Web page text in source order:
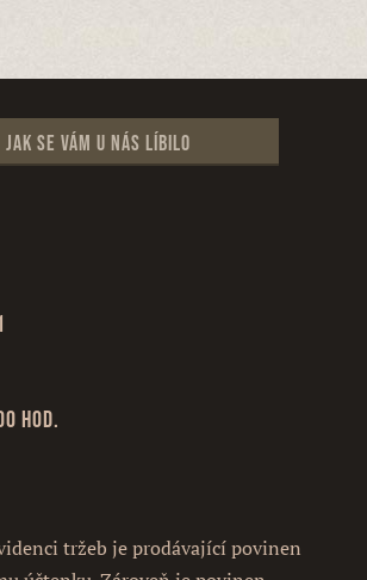
Jak se vám u nás líbilo
hod.
tržeb je prodávající povinen